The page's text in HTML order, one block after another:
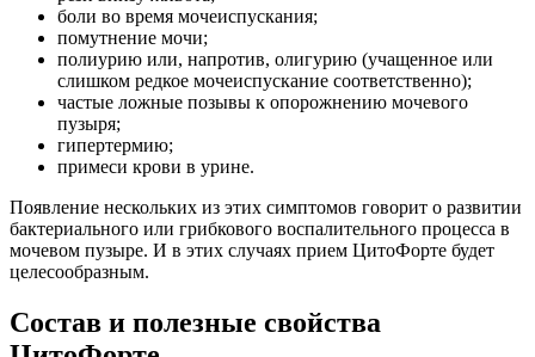
боли во время мочеиспускания;
помутнение мочи;
полиурию или, напротив, олигурию (учащенное или
слишком редкое мочеиспускание соответственно);
частые ложные позывы к опорожнению мочевого
пузыря;
гипертермию;
примеси крови в урине.
Появление нескольких из этих симптомов говорит о развитии
бактериального или грибкового воспалительного процесса в
мочевом пузыре. И в этих случаях прием ЦитоФорте будет
целесообразным.
Состав и полезные свойства